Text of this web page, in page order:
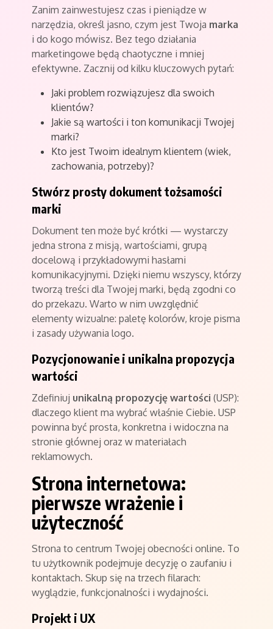
Zanim zainwestujesz czas i pieniądze w
narzędzia, określ jasno, czym jest Twoja marka
i do kogo mówisz. Bez tego działania
marketingowe będą chaotyczne i mniej
efektywne. Zacznij od kilku kluczowych pytań:
Jaki problem rozwiązujesz dla swoich
klientów?
Jakie są wartości i ton komunikacji Twojej
marki?
Kto jest Twoim idealnym klientem (wiek,
zachowania, potrzeby)?
Stwórz prosty dokument tożsamości
marki
Dokument ten może być krótki — wystarczy
jedna strona z misją, wartościami, grupą
docelową i przykładowymi hasłami
komunikacyjnymi. Dzięki niemu wszyscy, którzy
tworzą treści dla Twojej marki, będą zgodni co
do przekazu. Warto w nim uwzględnić
elementy wizualne: paletę kolorów, kroje pisma
i zasady używania logo.
Pozycjonowanie i unikalna propozycja
wartości
Zdefiniuj unikalną propozycję wartości (USP):
dlaczego klient ma wybrać właśnie Ciebie. USP
powinna być prosta, konkretna i widoczna na
stronie głównej oraz w materiałach
reklamowych.
Strona internetowa:
pierwsze wrażenie i
użyteczność
Strona to centrum Twojej obecności online. To
tu użytkownik podejmuje decyzję o zaufaniu i
kontaktach. Skup się na trzech filarach:
wyglądzie, funkcjonalności i wydajności.
Projekt i UX